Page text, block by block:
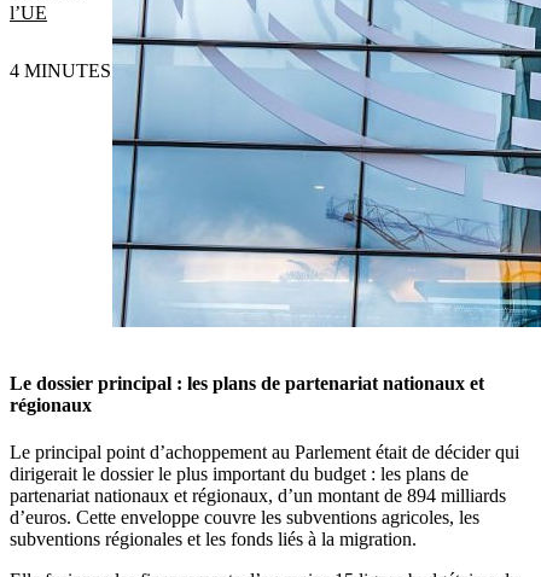
l’UE
4 MINUTES
Le dossier principal : les plans de partenariat nationaux et
régionaux
Le principal point d’achoppement au Parlement était de décider qui
dirigerait le dossier le plus important du budget : les plans de
partenariat nationaux et régionaux, d’un montant de 894 milliards
d’euros. Cette enveloppe couvre les subventions agricoles, les
subventions régionales et les fonds liés à la migration.